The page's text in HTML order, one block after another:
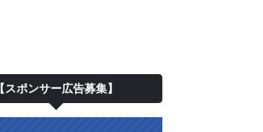
【スポンサー広告募集】